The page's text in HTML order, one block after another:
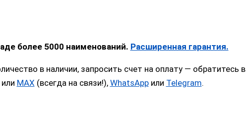
более 5000 наименований. Расширенная гарантия.
в наличии, запросить счет на оплату —
MAX (всегда на связи!), WhatsAppили Telegram.